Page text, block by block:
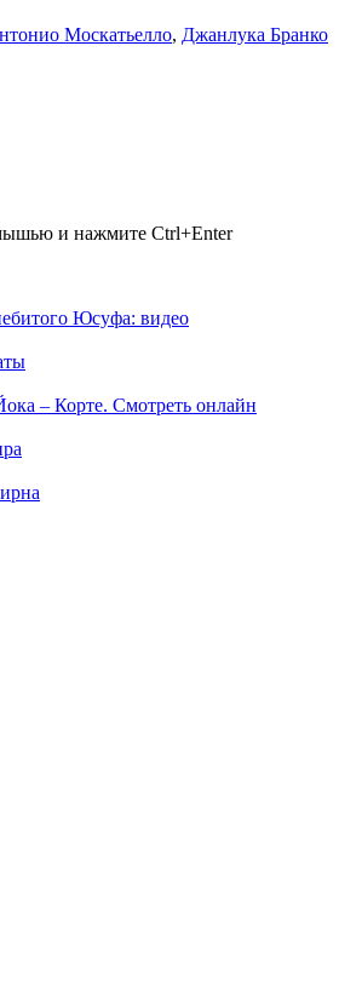
Москатьелло, Джанлука Бранко
и нажмите Ctrl+Enter
Юсуфа: видео
– Корте. Смотреть онлайн